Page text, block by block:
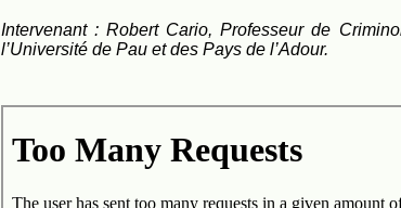
Intervenant : Robert Cario, Professeur de
l’Université de Pau et des Pays de l’Adour.